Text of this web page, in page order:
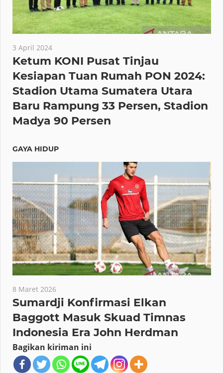
3 April 2024
Ketum KONI Pusat Tinjau
Kesiapan Tuan Rumah PON 2024:
Stadion Utama Sumatera Utara
Baru Rampung 33 Persen, Stadion
Madya 90 Persen
GAYA HIDUP
8 Maret 2026
Sumardji Konfirmasi Elkan
Baggott Masuk Skuad Timnas
Indonesia Era John Herdman
Bagikan kiriman ini